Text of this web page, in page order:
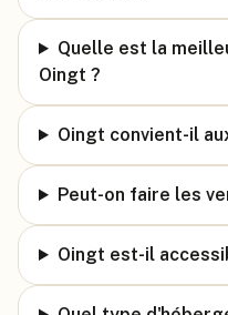
Quelle est la
Oingt ?
Oingt convient-il
Peut-on faire les
Oingt est-il